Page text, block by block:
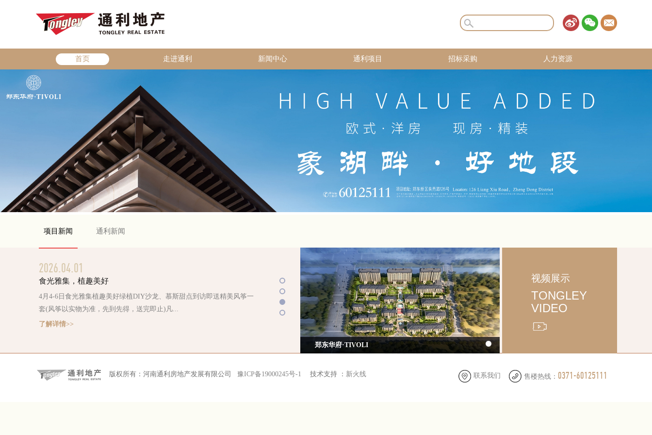
官方微信
官方微博
首页 走进通利 新闻中心 通利项目 招标采购 人力资源
项目新闻 通利新闻
2026.04.27
猜猜我在哪里·郑东华府的美好瞬间
「猜猜我在哪里？」郑东华府五一美好瞬间征集计划活动时间：2026年5
月1日-5月5日参与对象：普通客户：到访的潜...
了解详情>>
2026.04.09
【泳享健康，乐享生活】0基础蛙泳入门与技巧提升专属...
泳享健康，乐享生活——零基础蛙泳入门与技巧提升专属课堂活动时间：
2026.04.01
食光雅集，植趣美好
4月4-6日食光雅集植趣美好绿植DIY沙龙、慕斯甜点到访即送精美风筝一
套(风筝以实物为准，先到先得，送完即止)凡...
了解详情>>
2026.03.05
3.8女神节「趣味果蔬」套圈欢乐会幸运套圈:缤纷水果、新鲜蔬菜凡当日
郑东华府·TIVOLI
视频展示
TONGLEY
VIDEO
版权所有：河南通利房地产发展有限公司 豫ICP备19000245号-1 技术支持 ： 新火线 联系我们 售楼热线： 0371-60125111